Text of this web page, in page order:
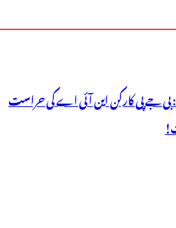
: بی جے پی کارکن این آئی اے کی حراست